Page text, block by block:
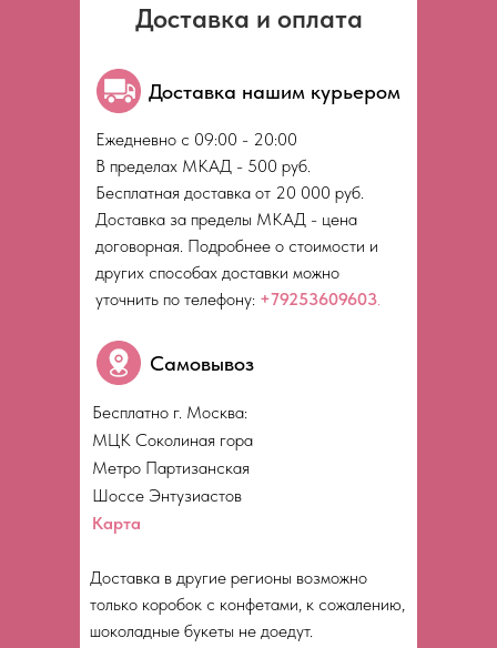
Доставка в другие регионы возможно
только коробок с конфетами, к сожалению,
шоколадные букеты не доедут.
Доставка и оплата
Бесплатно г. Москва:
МЦК Соколиная гора
Метро Партизанская
Шоссе Энтузиастов
Карта
Самовывоз
Ежедневно с 09:00 - 20:00
В пределах МКАД - 500 руб.
Бесплатная доставка от 20 000 руб.
Доставка за пределы МКАД - цена
договорная. Подробнее о стоимости и
других способах доставки можно
уточнить по телефону: +79253609603
Доставка нашим курьером